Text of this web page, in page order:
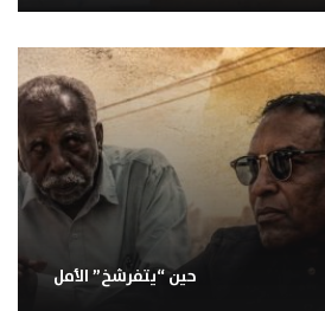
حين “يتفرشخ” الأمل